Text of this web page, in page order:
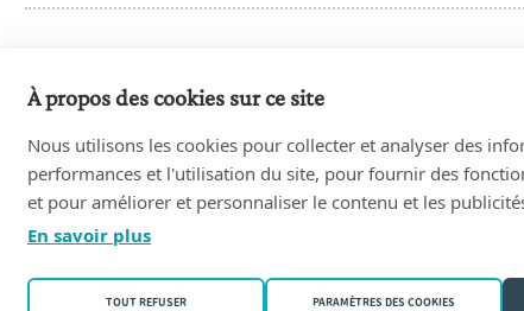
Permis de location (Région wallonne)
Permis de lotir / Permis d'urbanisation
À propos des cookies sur ce site
Nous utilisons les cookies pour collecter et analyser des
performances et l'utilisation du site, pour fournir des
et pour améliorer et personnaliser le contenu et les
En savoir plus
TOUT REFUSER PARAMÈTRES DES COOKIES